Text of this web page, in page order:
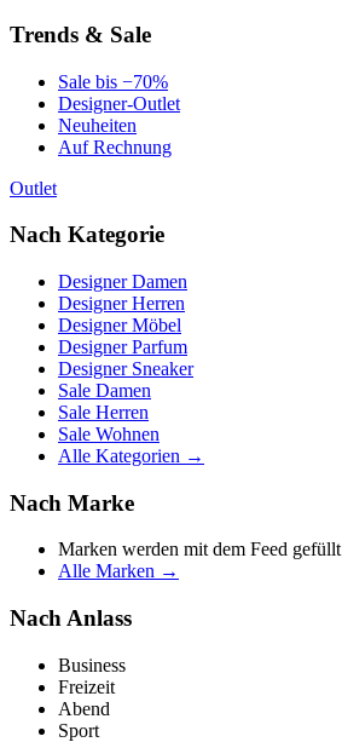
Trends & Sale
Sale bis −70%
Designer-Outlet
Neuheiten
Auf Rechnung
Outlet
Nach Kategorie
Designer Damen
Designer Herren
Designer Möbel
Designer Parfum
Designer Sneaker
Sale Damen
Sale Herren
Sale Wohnen
Alle Kategorien →
Nach Marke
Marken werden mit dem Feed gefüllt
Alle Marken →
Nach Anlass
Business
Freizeit
Abend
Sport